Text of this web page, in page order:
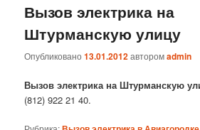
Вызов электрика на
Штурманскую улицу
Опубликовано13.01.2012авторомadmin
Вызов электрика на Штурманскую
(812) 922 21 40.